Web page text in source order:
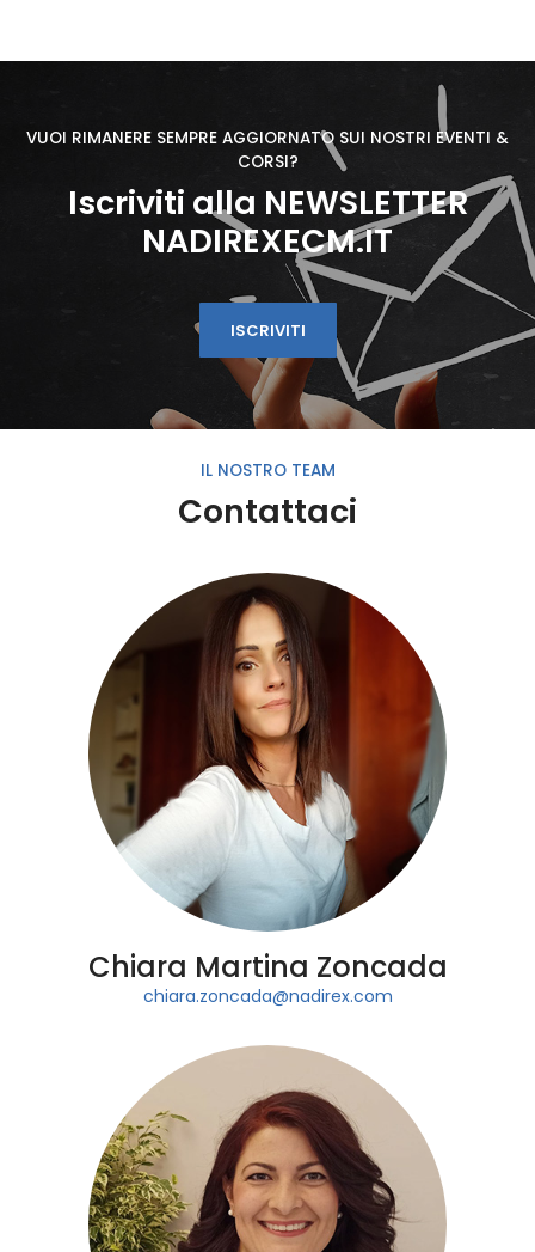
VUOI RIMANERE SEMPRE AGGIORNATO SUI NOSTRI EVENTI &
CORSI?
Iscriviti alla NEWSLETTER
NADIREXECM.IT
ISCRIVITI
IL NOSTRO TEAM
Contattaci
Chiara Martina Zoncada
chiara.zoncada@nadirex.com